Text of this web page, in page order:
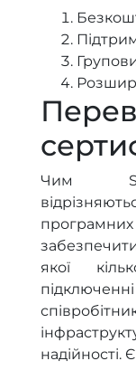
Чим
програмних
якої
надійності.